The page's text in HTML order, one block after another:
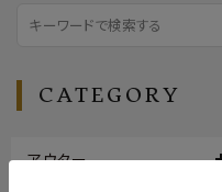
CATEGORY
アウター